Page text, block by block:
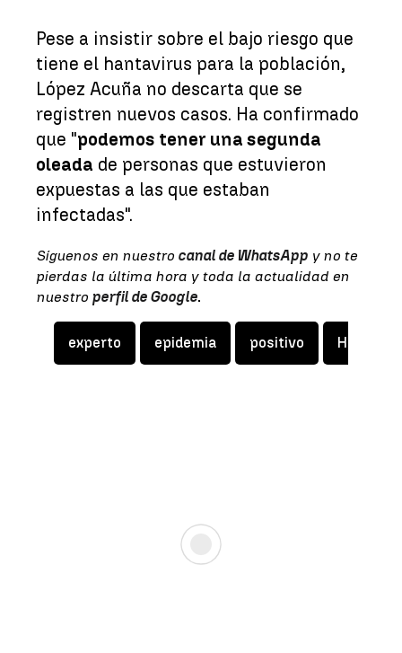
Pese a insistir sobre el bajo riesgo que
tiene el hantavirus para la población,
López Acuña no descarta que se
registren nuevos casos. Ha confirmado
que "podemos tener una segunda
oleada de personas que estuvieron
expuestas a las que estaban
infectadas".
Síguenos en nuestro canal de WhatsApp y no te
pierdas la última hora y toda la actualidad en
nuestro perfil de Google.
experto epidemia positivo